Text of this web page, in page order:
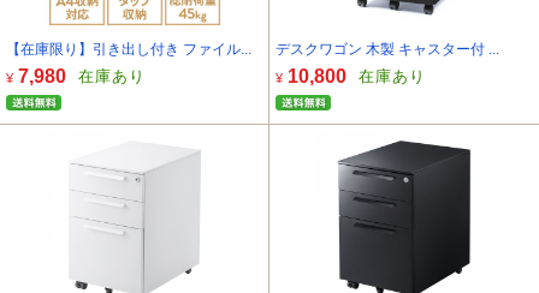
【在庫限り】引き出し付き ファイル...
¥ 7,980 在庫あり
デスクワゴン 木製 キャスター付 ...
¥ 10,800 在庫あり